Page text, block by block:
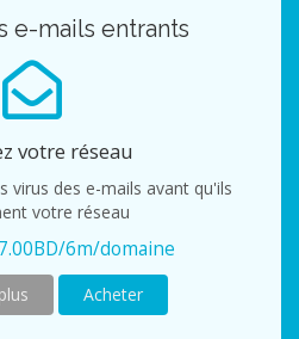
e-mails entrants
votre réseau
virus des e-mails avant qu'ils
votre réseau
6m/domaine
Acheter